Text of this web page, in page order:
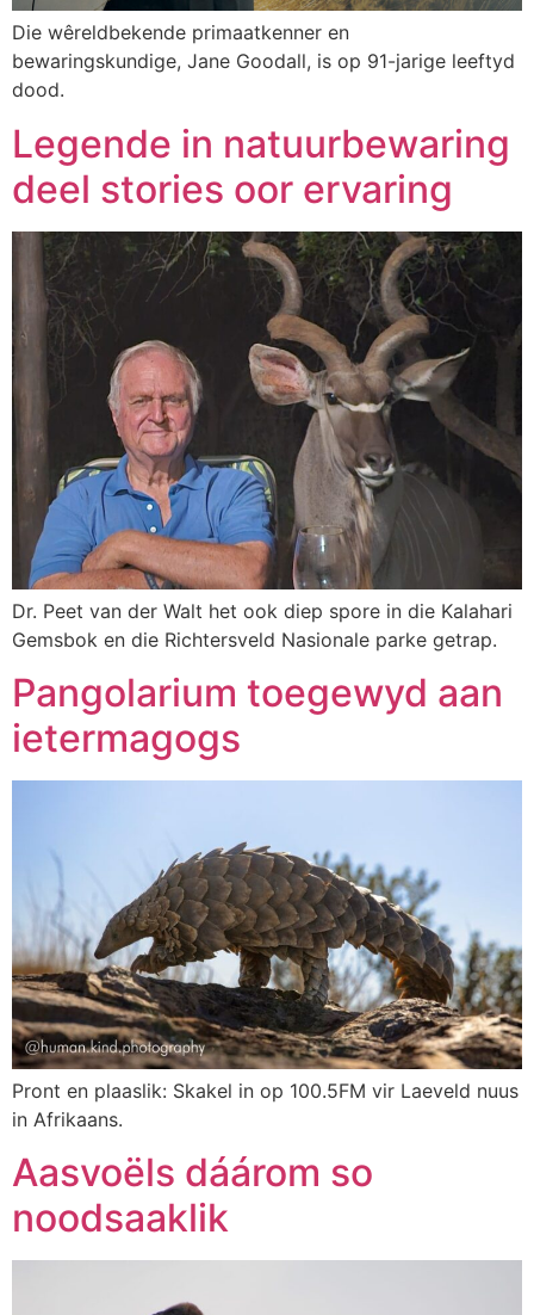
Die wêreldbekende primaatkenner en
bewaringskundige, Jane Goodall, is op 91-jarige leeftyd
dood.
Legende in natuurbewaring
deel stories oor ervaring
Dr. Peet van der Walt het ook diep spore in die Kalahari
Gemsbok en die Richtersveld Nasionale parke getrap.
Pangolarium toegewyd aan
ietermagogs
Pront en plaaslik: Skakel in op 100.5FM vir Laeveld nuus
in Afrikaans.
Aasvoëls dáárom so
noodsaaklik